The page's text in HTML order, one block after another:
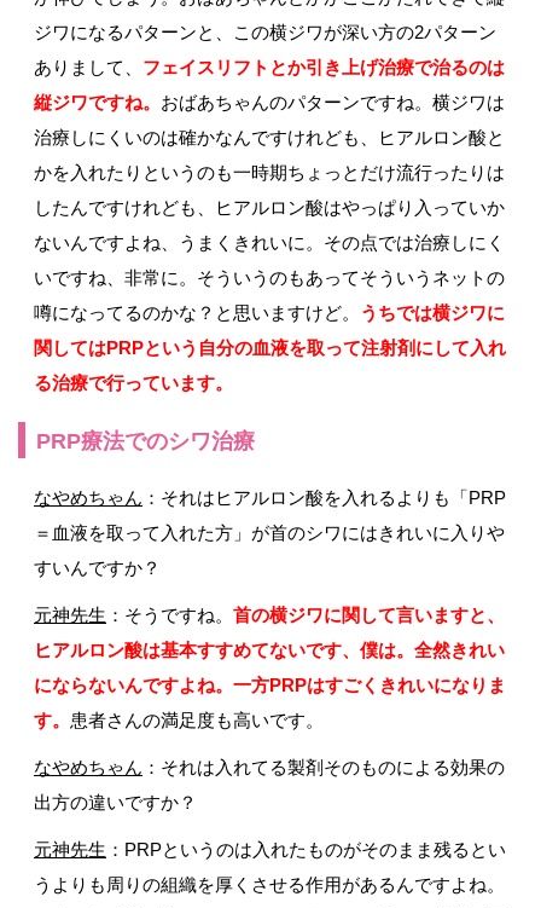
ジワになるパターンと、この横ジワが深い方の2パターン
ありまして、 フェイスリフトとか引き上げ治療で治るのは
縦ジワですね。 おばあちゃんのパターンですね。横ジワは
治療しにくいのは確かなんですけれども、ヒアルロン酸と
かを入れたりというのも一時期ちょっとだけ流行ったりは
したんですけれども、ヒアルロン酸はやっぱり入っていか
ないんですよね、うまくきれいに。その点では治療しにく
いですね、非常に。そういうのもあってそういうネットの
噂になってるのかな？と思いますけど。
うちでは横ジワに
関してはPRPという自分の血液を取って注射剤にして入れ
る治療で行っています。
PRP療法でのシワ治療
なやめちゃん ：それはヒアルロン酸を入れるよりも「PRP
＝血液を取って入れた方」が首のシワにはきれいに入りや
すいんですか？
元神先生 ：そうですね。 首の横ジワに関して言いますと、
ヒアルロン酸は基本すすめてないです、僕は。全然きれい
にならないんですよね。一方PRPはすごくきれいになりま
す。 患者さんの満足度も高いです。
なやめちゃん ：それは入れてる製剤そのものによる効果の
出方の違いですか？
元神先生 ：PRPというのは入れたものがそのまま残るとい
うよりも周りの組織を厚くさせる作用があるんですよね。